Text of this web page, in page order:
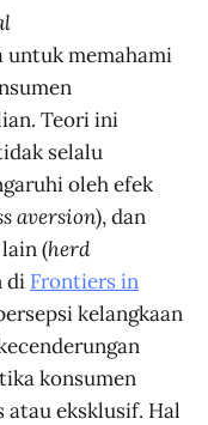
untuk memahami
Teori ini
selalu
oleh efek
aversion), dan
(herd
di Frontiers in
kelangkaan
konsumen
eksklusif. Hal